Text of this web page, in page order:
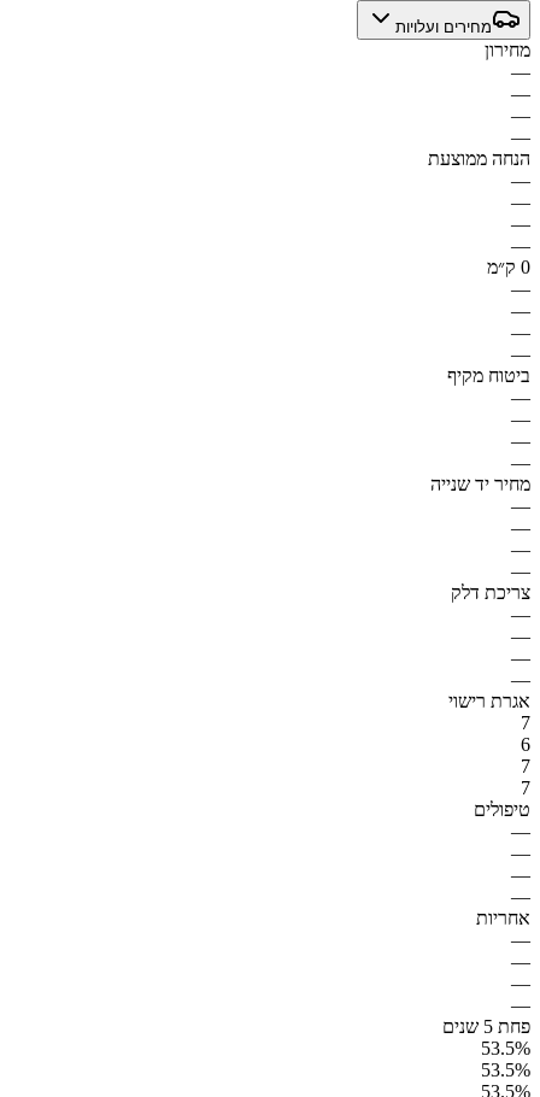
מחירים ועלויות
מחירון
—
—
—
—
הנחה ממוצעת
—
—
—
—
0 ק״מ
—
—
—
—
ביטוח מקיף
—
—
—
—
מחיר יד שנייה
—
—
—
—
צריכת דלק
—
—
—
—
אגרת רישוי
7
6
7
7
טיפולים
—
—
—
—
אחריות
—
—
—
—
פחת 5 שנים
53.5%
53.5%
53.5%